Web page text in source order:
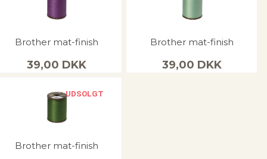
Brother mat-finish
39,00 DKK
Brother mat-finish
39,00 DKK
UDSOLGT
Brother mat-finish